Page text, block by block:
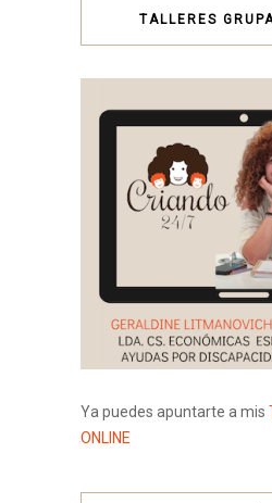
TALLERES
Ya puedes apuntarte a mis
ONLINE